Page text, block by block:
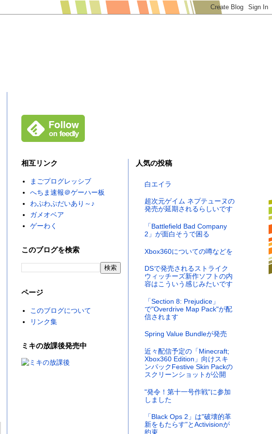
相互リンク
まごプログレッシブ
へちま速報＠ゲーハー板
わぷわぷだいあり～♪
ガメオベア
ゲーわく
このブログを検索
ページ
このブログについて
リンク集
ミキの放課後発売中
人気の投稿
白エイラ
超次元ゲイム ネプテューヌの
発売が延期されるらしいです
「Battlefield Bad Company
2」が面白そうで困る
Xbox360についての噂などを
DSで発売されるストライク
ウィッチーズ新作ソフトの内
容はこういう感じみたいです
「Section 8: Prejudice」
で"Overdrive Map Pack"が配
信されます
Spring Value Bundleが発売
近々配信予定の「Minecraft;
Xbox360 Edition」向けスキ
ンパックFestive Skin Packの
スクリーンショットが公開
"発令！第十一号作戦"に参加
しました
「Black Ops 2」は"破壊的革
新をもたらす"とActivisionが
約束